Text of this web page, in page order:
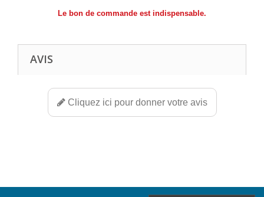
Le bon de commande est indispensable.
AVIS
Cliquez ici pour donner votre avis